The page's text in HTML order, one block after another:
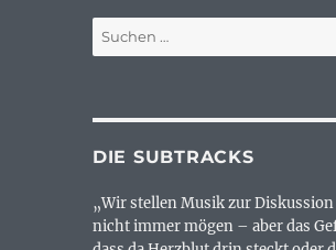
Suchen
nach:
DIE SUBTRACKS
„Wir stellen Musik zur
nicht immer mögen – aber das